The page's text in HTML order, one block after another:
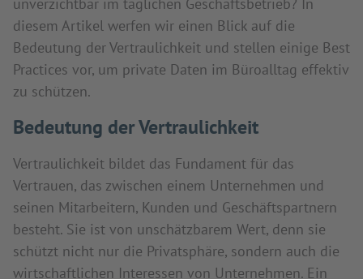
diesem Artikel werfen wir einen Blick auf die
Bedeutung der Vertraulichkeit und stellen einige Best
Practices vor, um private Daten im Büroalltag effektiv
zu schützen.
Bedeutung der Vertraulichkeit
Vertraulichkeit bildet das Fundament für das
Vertrauen, das zwischen einem Unternehmen und
seinen Mitarbeitern, Kunden und Geschäftspartnern
besteht. Sie ist von unschätzbarem Wert, denn sie
schützt nicht nur die Privatsphäre, sondern auch die
wirtschaftlichen Interessen von Unternehmen. Ein